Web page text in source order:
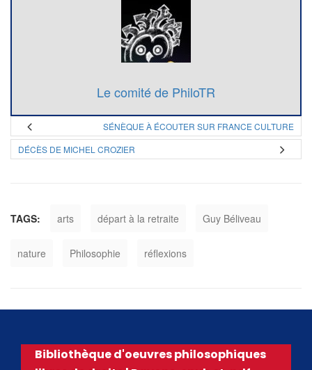
Le comité de PhiloTR
SÉNÈQUE À ÉCOUTER SUR FRANCE CULTURE
DÉCÈS DE MICHEL CROZIER
TAGS: arts départ à la retraite Guy Béliveau
nature Philosophie réflexions
Bibliothèque d'oeuvres philosophiques